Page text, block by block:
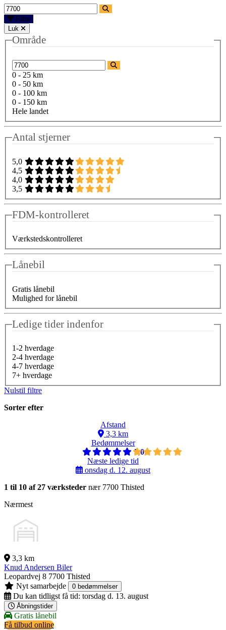
Filtre
Luk
Område
0 - 25 km
0 - 50 km
0 - 100 km
0 - 150 km
Hele landet
Antal stjerner
5,0
4,5
4,0
3,5
FDM-kontrolleret
Værkstedskontrolleret
Lånebil
Gratis lånebil
Mulighed for lånebil
Ledige tider indenfor
1-2 hverdage
2-4 hverdage
4-7 hverdage
7+ hverdage
Nulstil filtre
Sorter efter
Afstand
3,3 km
Bedømmelser
5,0
Næste ledige tid
onsdag d. 12. august
1 til 10 af 27 værksteder nær 7700 Thisted
Nærmest
3,3 km
Knud Andersen Biler
Leopardvej 8 7700 Thisted
Nyt samarbejde
0 bedømmelser
Du kan tidligst få tid: torsdag d. 13. august
Åbningstider
Gratis lånebil
Få tilbud online